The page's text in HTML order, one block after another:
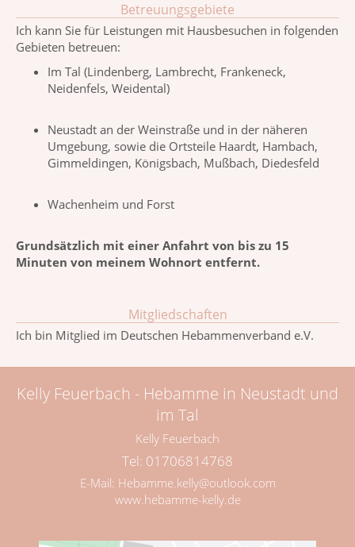
Betreuungsgebiete
Ich kann Sie für Leistungen mit Hausbesuchen in folgenden
Gebieten betreuen:
Im Tal (Lindenberg, Lambrecht, Frankeneck,
Neidenfels, Weidental)
Neustadt an der Weinstraße und in der näheren
Umgebung, sowie die Ortsteile Haardt, Hambach,
Gimmeldingen, Königsbach, Mußbach, Diedesfeld
Wachenheim und Forst
Grundsätzlich mit einer Anfahrt von bis zu 15
Minuten von meinem Wohnort entfernt.
Mitgliedschaften
Ich bin Mitglied im Deutschen Hebammenverband e.V.
Kelly Feuerbach - Hebamme in Neustadt und
im Tal
Kelly Feuerbach
Tel: 01706814768
E-Mail: Hebamme.kelly@outlook.com
www.hebamme-kelly.de